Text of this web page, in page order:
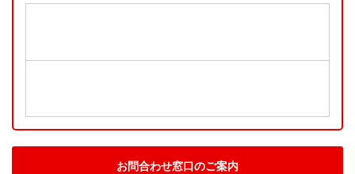
お問合わせ窓口のご案内